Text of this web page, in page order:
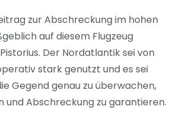
zur Abschreckung im hohen
auf diesem Flugzeug
Der Nordatlantik sei von
stark genutzt und es sei
Gegend genau zu überwachen,
und Abschreckung zu garantieren.